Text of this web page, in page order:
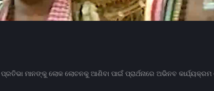
ମାନଙ୍କୁ ଲୋକ ଲୋଚନକୁ ଆଣିବା ପାଇଁ ପ୍ରାର୍ଥନାରେ ଅଭିନବ କାର୍ଯ୍ୟକ୍ରମ